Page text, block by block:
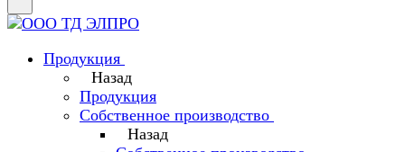
Продукция
Назад
Продукция
Собственное производство
Назад